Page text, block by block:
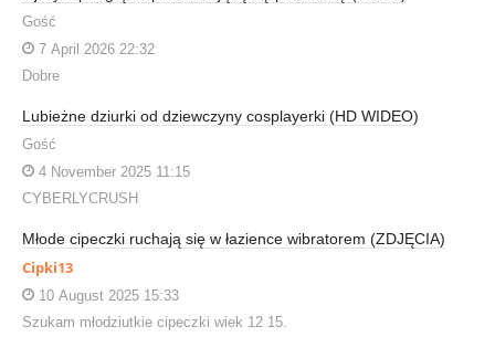
Gość
7 April 2026 22:32
Dobre
Lubieżne dziurki od dziewczyny cosplayerki (HD WIDEO)
Gość
4 November 2025 11:15
CYBERLYCRUSH
Młode cipeczki ruchają się w łazience wibratorem (ZDJĘCIA)
Cipki13
10 August 2025 15:33
Szukam młodziutkie cipeczki wiek 12 15.